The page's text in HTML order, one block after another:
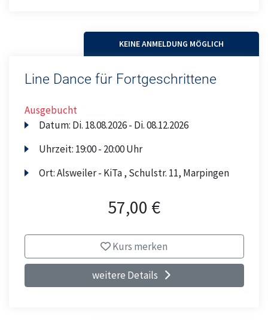
KEINE ANMELDUNG MÖGLICH
Line Dance für Fortgeschrittene
Ausgebucht
Datum: Di. 18.08.2026 - Di.08.12.2026
Uhrzeit: 19:00 - 20:00 Uhr
Ort:Alsweiler - KiTa , Schulstr. 11, Marpingen
57,00 €
Kurs merken
weitere Details